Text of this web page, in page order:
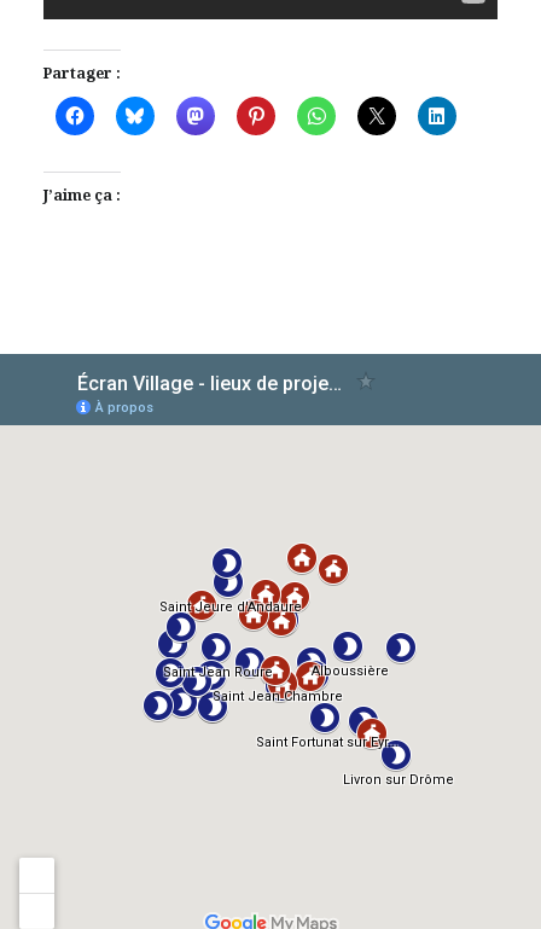
Partager :
J’aime ça :